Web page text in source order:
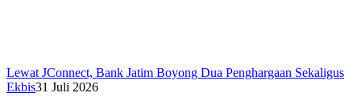
Lewat JConnect, Bank Jatim Boyong Dua Penghargaan Sekaligus
Ekbis31 Juli 2026